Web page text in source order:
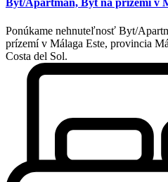
Byt/Apartmán, Byt na prízemí v
Ponúkame nehnuteľnosť Byt/
prízemí v Málaga Este, provincia
Costa del Sol.